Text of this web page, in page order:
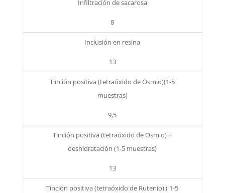
Infiltración de sacarosa
8
Inclusión en resina
13
Tinción positiva (tetraóxido de Osmio)(1-5
muestras)
9,5
Tinción positiva (tetraóxido de Osmio) +
deshidratación (1-5 muestras)
13
Tinción positiva (tetraóxido de Rutenio) ( 1-5